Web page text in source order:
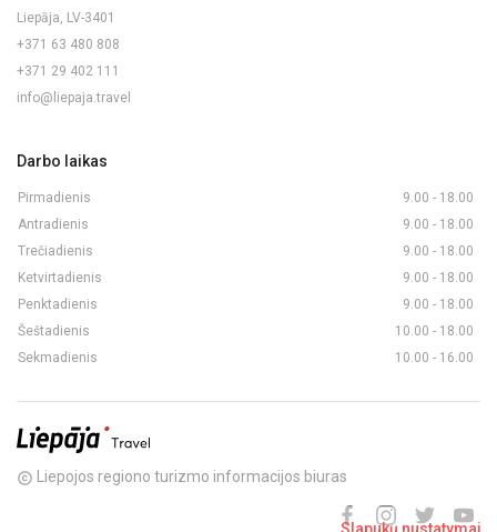
Slapukų nustatymai
Liepāja, LV-3401
+371 63 480 808
+371 29 402 111
info@liepaja.travel
Darbo laikas
Pirmadienis
9.00 - 18.00
Antradienis
9.00 - 18.00
Trečiadienis
9.00 - 18.00
Ketvirtadienis
9.00 - 18.00
Penktadienis
9.00 - 18.00
Šeštadienis
10.00 - 18.00
Sekmadienis
10.00 - 16.00
copyright Liepojos regiono turizmo informacijos biuras